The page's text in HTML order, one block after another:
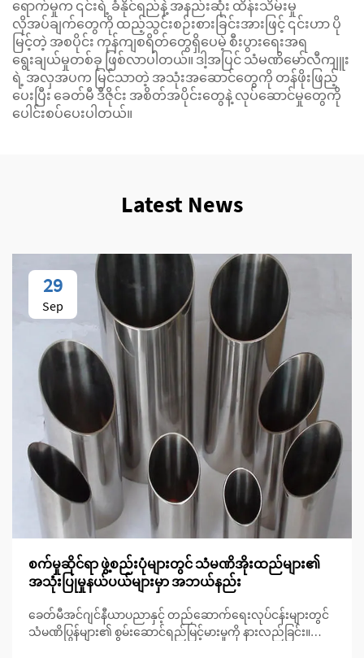
ရောက်မှုက ၎င်းရဲ့ ခံနိုင်ရည်နဲ့ အနည်းဆုံး ထိန်းသိမ်းမှု
လိုအပ်ချက်တွေကို ထည့်သွင်းစဉ်းစားခြင်းအားဖြင့် ၎င်းဟာ ပို
မြင့်တဲ့ အစပိုင်း ကုန်ကျစရိတ်တွေရှိပေမဲ့ စီးပွားရေးအရ
ရွေးချယ်မှုတစ်ခု ဖြစ်လာပါတယ်။ ဒါ့အပြင် သံမဏိမော်လီကျူး
ရဲ့ အလှအပက မြင်သာတဲ့ အသုံးအဆောင်တွေကို တန်ဖိုးဖြည့်
ပေးပြီး ခေတ်မီ ဒီဇိုင်း အစိတ်အပိုင်းတွေနဲ့ လုပ်ဆောင်မှုတွေကို
ပေါင်းစပ်ပေးပါတယ်။
Latest News
29
Sep
စက်မှုဆိုင်ရာ ဖွဲ့စည်းပုံများတွင် သံမဏိအိုးထည်များ၏
အသုံးပြုမှုနယ်ပယ်များမှာ အဘယ်နည်း
ခေတ်မီအင်ဂျင်နီယာပညာနှင့် တည်ဆောက်ရေးလုပ်ငန်းများတွင်
သံမဏိပြွန်များ၏ စွမ်းဆောင်ရည်မြင့်မားမှုကို နားလည်ခြင်း။